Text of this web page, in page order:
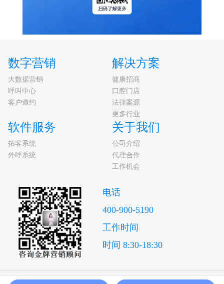
数字营销
大数据营销
呼叫中心
客户邀约
解决方案
健康招商
口腔门店
法律案源
更多行业
软件服务
拓客系统
外呼系统
关于我们
公司介绍
代理合作
工作机会
电话
400-900-5190
工作时间
时间 8:30-18:30
Copyright 2009-2029 版权所有 南京赢想力信息技术有限公司